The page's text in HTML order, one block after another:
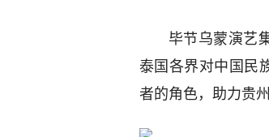
毕节乌蒙演艺
泰国各界对中国民
者的角色，助力贵